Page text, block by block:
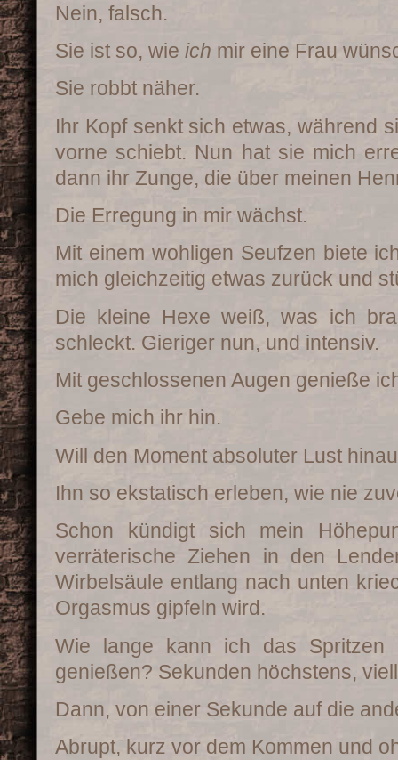
Nein, falsch.
Sie ist so, wie ich mir eine Frau
Sie robbt näher.
Ihr Kopf senkt sich etwas, während
vorne schiebt. Nun hat sie mich
dann ihr Zunge, die über meinen
Die Erregung in mir wächst.
Mit einem wohligen Seufzen biete
mich gleichzeitig etwas zurück und
Die kleine Hexe weiß, was ich
schleckt. Gieriger nun, und intensiv.
Mit geschlossenen Augen genieße
Gebe mich ihr hin.
Will den Moment absoluter Lust
Ihn so ekstatisch erleben, wie nie
Schon kündigt sich mein
verräterische Ziehen in den
Wirbelsäule entlang nach unten
Orgasmus gipfeln wird.
Wie lange kann ich das Spritzen
genießen? Sekunden höchstens,
Dann, von einer Sekunde auf die
Abrupt, kurz vor dem Kommen und